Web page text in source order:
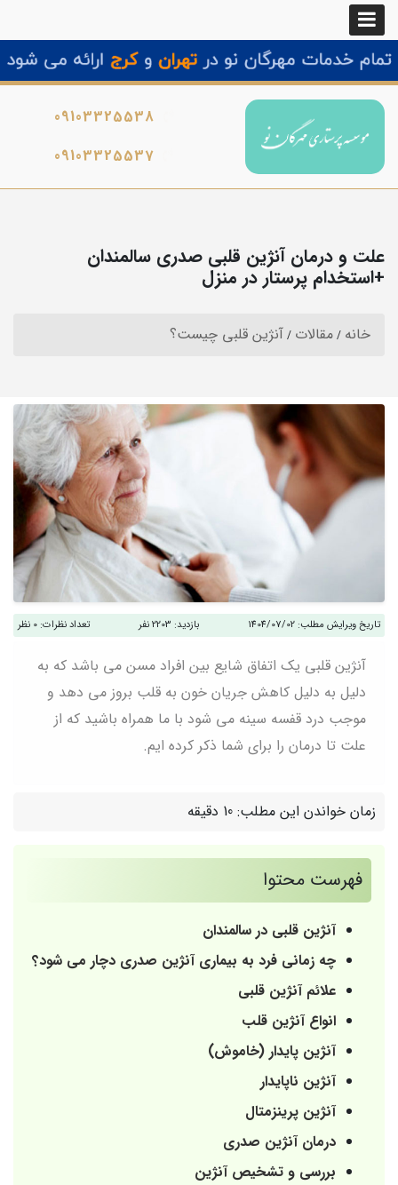
09103325538
09103325537
علت و درمان آنژین قلبی صدری سالمندان
+استخدام پرستار در منزل
خانه مقالات آنژین قلبی چیست؟
تاریخ ویرایش مطلب: 1404/07/02 بازدید: 2203 نفر تعداد نظرات: 0 نظر
آنژین قلبی یک اتفاق شایع بین افراد مسن می باشد که به
دلیل به دلیل کاهش جریان خون به قلب بروز می دهد و
موجب درد قفسه سینه می شود با ما همراه باشید که از
علت تا درمان را برای شما ذکر کرده ایم.
زمان خواندن این مطلب: 10 دقیقه
فهرست محتوا
آنژین قلبی در سالمندان
چه زمانی فرد به بیماری آنژین صدری دچار می شود؟
علائم آنژین قلبی
انواع آنژین قلب
آنژین پایدار (خاموش)
آنژین ناپایدار
آنژین پرینزمتال
درمان آنژین صدری
بررسی و تشخیص آنژین